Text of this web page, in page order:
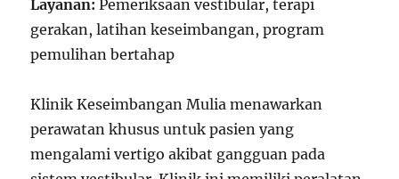
Layanan: Pemeriksaan vestibular, terapi
gerakan, latihan keseimbangan, program
pemulihan bertahap
Klinik Keseimbangan Mulia menawarkan
perawatan khusus untuk pasien yang
mengalami vertigo akibat gangguan pada